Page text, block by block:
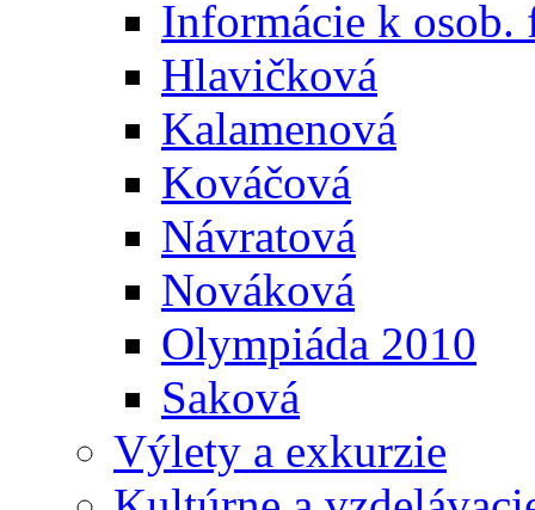
Informácie k osob.
Hlavičková
Kalamenová
Kováčová
Návratová
Nováková
Olympiáda 2010
Saková
Výlety a exkurzie